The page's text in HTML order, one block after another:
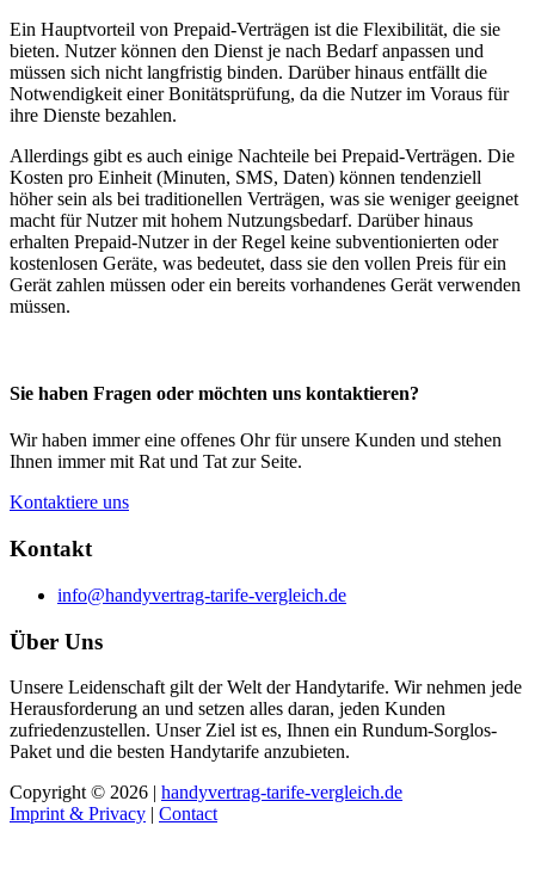
Ein Hauptvorteil von Prepaid-Verträgen ist die Flexibilität, die sie
bieten. Nutzer können den Dienst je nach Bedarf anpassen und
müssen sich nicht langfristig binden. Darüber hinaus entfällt die
Notwendigkeit einer Bonitätsprüfung, da die Nutzer im Voraus für
ihre Dienste bezahlen.
Allerdings gibt es auch einige Nachteile bei Prepaid-Verträgen. Die
Kosten pro Einheit (Minuten, SMS, Daten) können tendenziell
höher sein als bei traditionellen Verträgen, was sie weniger geeignet
macht für Nutzer mit hohem Nutzungsbedarf. Darüber hinaus
erhalten Prepaid-Nutzer in der Regel keine subventionierten oder
kostenlosen Geräte, was bedeutet, dass sie den vollen Preis für ein
Gerät zahlen müssen oder ein bereits vorhandenes Gerät verwenden
müssen.
Sie haben Fragen oder möchten uns kontaktieren?
Wir haben immer eine offenes Ohr für unsere Kunden und stehen
Ihnen immer mit Rat und Tat zur Seite.
Kontaktiere uns
Kontakt
info@handyvertrag-tarife-vergleich.de
Über Uns
Unsere Leidenschaft gilt der Welt der Handytarife. Wir nehmen jede
Herausforderung an und setzen alles daran, jeden Kunden
zufriedenzustellen. Unser Ziel ist es, Ihnen ein Rundum-Sorglos-
Paket und die besten Handytarife anzubieten.
Copyright © 2026 | handyvertrag-tarife-vergleich.de
Imprint & Privacy | Contact